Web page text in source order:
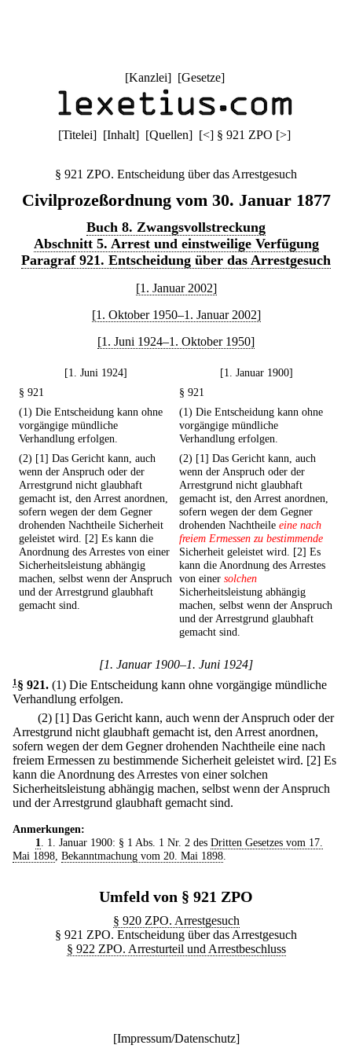
[Kanzlei] [Gesetze]
[Titelei] [Inhalt] [Quellen] [<] § 921 ZPO [>]
§ 921 ZPO. Entscheidung über das Arrestgesuch
Civilprozeßordnung vom 30. Januar 1877
Buch 8. Zwangsvollstreckung
Abschnitt 5. Arrest und einstweilige Verfügung
Paragraf 921. Entscheidung über das Arrestgesuch
[1. Januar 2002]
[1. Oktober 1950–1. Januar 2002]
[1. Juni 1924–1. Oktober 1950]
[1. Juni 1924]
[1. Januar 1900]
§ 921
§ 921
(1) Die Entscheidung kann ohne
vorgängige mündliche
Verhandlung erfolgen.
(1) Die Entscheidung kann ohne
vorgängige mündliche
Verhandlung erfolgen.
(2) [1] Das Gericht kann, auch
wenn der Anspruch oder der
Arrestgrund nicht glaubhaft
gemacht ist, den Arrest anordnen,
sofern wegen der dem Gegner
drohenden Nachtheile Sicherheit
geleistet wird. [2] Es kann die
Anordnung des Arrestes von einer
Sicherheitsleistung abhängig
machen, selbst wenn der Anspruch
und der Arrestgrund glaubhaft
gemacht sind.
(2) [1] Das Gericht kann, auch
wenn der Anspruch oder der
Arrestgrund nicht glaubhaft
gemacht ist, den Arrest anordnen,
sofern wegen der dem Gegner
drohenden Nachtheile eine nach
freiem Ermessen zu bestimmende
Sicherheit geleistet wird. [2] Es
kann die Anordnung des Arrestes
von einer solchen
Sicherheitsleistung abhängig
machen, selbst wenn der Anspruch
und der Arrestgrund glaubhaft
gemacht sind.
[1. Januar 1900–1. Juni 1924]
1§ 921. (1) Die Entscheidung kann ohne vorgängige mündliche
Verhandlung erfolgen.
(2) [1] Das Gericht kann, auch wenn der Anspruch oder der
Arrestgrund nicht glaubhaft gemacht ist, den Arrest anordnen,
sofern wegen der dem Gegner drohenden Nachtheile eine nach
freiem Ermessen zu bestimmende Sicherheit geleistet wird. [2] Es
kann die Anordnung des Arrestes von einer solchen
Sicherheitsleistung abhängig machen, selbst wenn der Anspruch
und der Arrestgrund glaubhaft gemacht sind.
Anmerkungen:
1
. 1. Januar 1900: § 1 Abs. 1 Nr. 2 des Dritten Gesetzes vom 17.
Mai 1898 Bekanntmachung vom 20. Mai 1898
Umfeld von § 921 ZPO
§ 920 ZPO. Arrestgesuch
§ 921 ZPO. Entscheidung über das Arrestgesuch
§ 922 ZPO. Arresturteil und Arrestbeschluss
[Impressum/Datenschutz]